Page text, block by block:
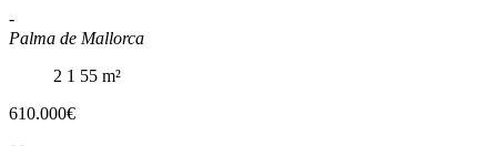
-
Palma de Mallorca
2 1 55 m²
610.000€